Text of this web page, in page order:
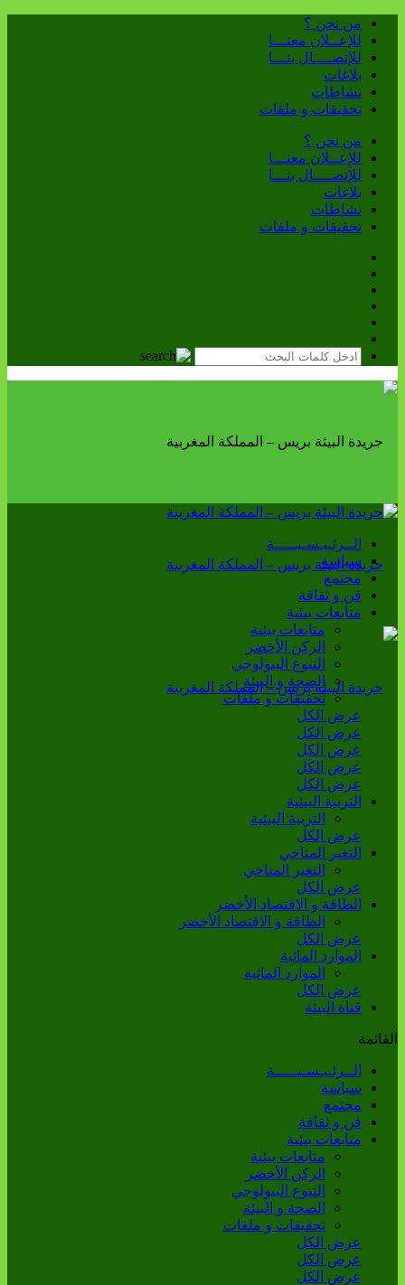
من نحن ؟
للإعــلان معنـــا
للإتصــــال بنـــا
بلاغات
نشاطات
تحقيقات و ملفات
من نحن ؟
للإعــلان معنـــا
للإتصــــال بنـــا
بلاغات
نشاطات
تحقيقات و ملفات
الــرئـيـسـيـــــة
سياسة
مجتمع
فن و ثقافة
متابعات بيئية
متابعات بيئية
الركن الأخضر
التنوع البيولوجي
الصحة و البيئة
تحقيقات و ملفات
عرض الكل
عرض الكل
عرض الكل
عرض الكل
عرض الكل
التربية البيئية
التربية البيئية
عرض الكل
التغير المناخي
التغير المناخي
عرض الكل
الطاقة و الاقتصاد الأخضر
الطاقة و الاقتصاد الأخضر
عرض الكل
الموارد المائية
الموارد المائية
عرض الكل
قناة البيئة
الــرئـيـسـيـــــة
سياسة
مجتمع
فن و ثقافة
متابعات بيئية
متابعات بيئية
الركن الأخضر
التنوع البيولوجي
الصحة و البيئة
تحقيقات و ملفات
عرض الكل
عرض الكل
عرض الكل